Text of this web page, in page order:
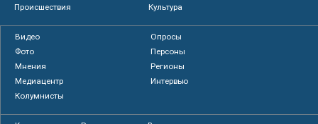
Происшествия
Культура
Видео
Опросы
Фото
Персоны
Мнения
Регионы
Медиацентр
Интервью
Колумнисты